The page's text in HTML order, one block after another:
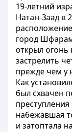
19-летний
Натан-Заад в
город
открыл
застрелить
прежде чем у
Как
был схвачен
набежавшая
и затоптала